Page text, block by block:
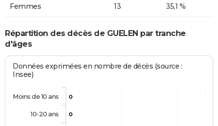
Femmes 13 35,1 %
Répartition des décès de GUELEN par tranche
d'âges
Données exprimées en nombre de décès (source :
Insee)
0
0
Moins de 10 ans
10-20 ans